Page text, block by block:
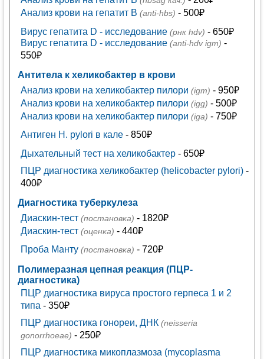
Анализ крови на гепатит В (anti-hbs) - 500₽
Вирус гепатита D - исследование (рнк hdv) - 650₽
Вирус гепатита D - исследование (anti-hdv igm) -
550₽
Антитела к хеликобактер в крови
Анализ крови на хеликобактер пилори (igm) - 950₽
Анализ крови на хеликобактер пилори (igg) - 500₽
Анализ крови на хеликобактер пилори (iga) - 750₽
Антиген H. pylori в кале- 850₽
Дыхательный тест на хеликобактер- 650₽
ПЦР диагностика хеликобактер (helicobacter pylori)-
400₽
Диагностика туберкулеза
Диаскин-тест (постановка) - 1820₽
Диаскин-тест (оценка) - 440₽
Проба Манту (постановка) - 720₽
Полимеразная цепная реакция (ПЦР-
диагностика)
ПЦР диагностика вируса простого герпеса 1 и 2
типа- 350₽
ПЦР диагностика гонореи, ДНК (neisseria
gonorrhoeae) - 250₽
ПЦР диагностика микоплазмоза (mycoplasma